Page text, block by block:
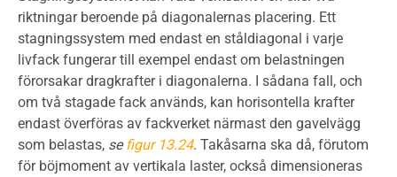
riktningar beroende på diagonalernas placering. Ett
stagningssystem med endast en ståldiagonal i varje
livfack fungerar till exempel endast om belastningen
förorsakar dragkrafter i diagonalerna. I sådana fall, och
om två stagade fack används, kan horisontella krafter
endast överföras av fackverket närmast den gavelvägg
som belastas, sefigur 13.24. Takåsarna ska då, förutom
för böjmoment av vertikala laster, också dimensioneras